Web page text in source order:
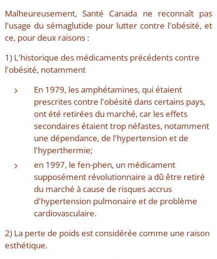
Malheureusement, Santé Canada ne reconnaît pas
l'usage du sémaglutide pour lutter contre l'obésité, et
ce, pour deux raisons :
1) L'historique des médicaments précédents contre
l'obésité, notamment
En 1979, les amphétamines, qui étaient
prescrites contre l'obésité dans certains pays,
ont été retirées du marché, car les effets
secondaires étaient trop néfastes, notamment
une dépendance, de l'hypertension et de
l'hyperthermie;
en 1997, le fen-phen, un médicament
supposément révolutionnaire a dû être retiré
du marché à cause de risques accrus
d'hypertension pulmonaire et de problème
cardiovasculaire.
2) La perte de poids est considérée comme une raison
esthétique.